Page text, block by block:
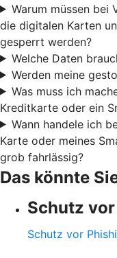
Warum müssen bei
die digitalen Karten
gesperrt werden?
Welche Daten
Werden meine
Was muss ich
Kreditkarte oder ein
Wann handele ich
Karte oder meines
grob fahrlässig?
Das könnte
Schutz
Schutz vor